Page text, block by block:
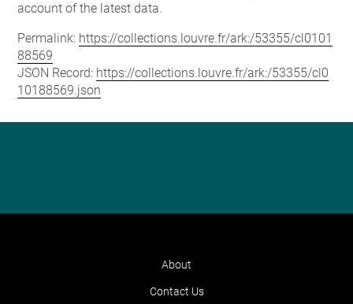
account of the latest data.
Permalink: https://collections.louvre.fr/ark:/53355/cl0101
88569
JSON Record: https://collections.louvre.fr/ark:/53355/cl0
10188569.json
About
Contact Us